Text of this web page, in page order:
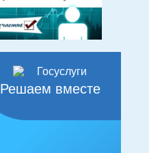
Решаем вместе